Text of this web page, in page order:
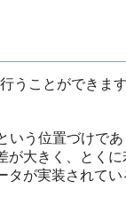
うことができま
う位置づけで
大きく、とく
が実装されて